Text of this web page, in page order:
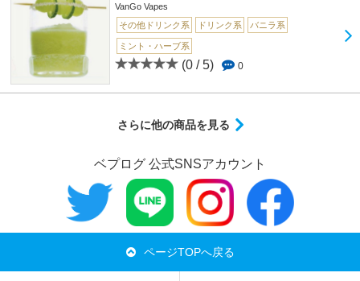
VanGo Vapes
その他ドリンク系
ドリンク系 バニラ系
ミント・ハーブ系
(0 / 5) 0
さらに他の商品を見る
ベプログ 公式SNSアカウント
ページTOPへ戻る